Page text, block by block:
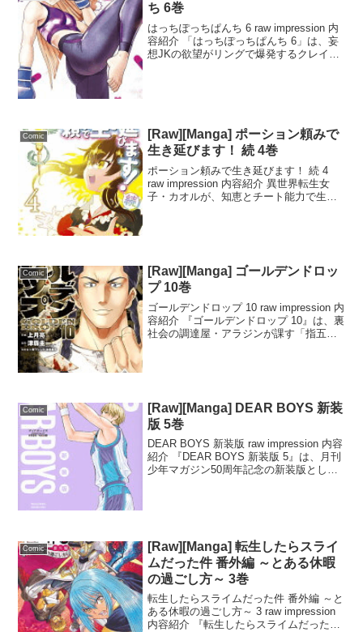
ち 6巻
はっちぽっちぱんち 6 raw impression 内
容紹介 「はっちぽっちぱんち 6」は、妄
想JKの欲望がリングで爆発するクレイジ
Comic
[Raw][Manga] ポーション頼みで
生き延びます！ 続 4巻
ポーション頼みで生き延びます！ 続 4
raw impression 内容紹介 異世界転生女
子・カオルが、知恵とチート能力で生き
Comic
[Raw][Manga] ゴールデンドロッ
プ 10巻
ゴールデンドロップ 10 raw impression 内
容紹介 『ゴールデンドロップ 10』は、裏
社会の調達屋・アラジンが課す「指五本
Comic
[Raw][Manga] DEAR BOYS 新装
版 5巻
DEAR BOYS 新装版 raw impression 内容
紹介 『DEAR BOYS 新装版 5』は、月刊
少年マガジン50周年記念の新装版として
Comic
[Raw][Manga] 転生したらスライ
ムだった件 番外編 ～とある休暇
の過ごし方～ 3巻
転生したらスライムだった件 番外編 ～と
ある休暇の過ごし方～ 3 raw impression
内容紹介 『転生したらスライムだった件